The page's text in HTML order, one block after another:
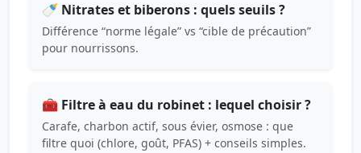
🍼 Nitrates et biberons : quels seuils ?
Différence “norme légale” vs “cible de précaution”
pour nourrissons.
🧰 Filtre à eau du robinet : lequel choisir ?
Carafe, charbon actif, sous évier, osmose : que
filtre quoi (chlore, goût, PFAS) + conseils simples.